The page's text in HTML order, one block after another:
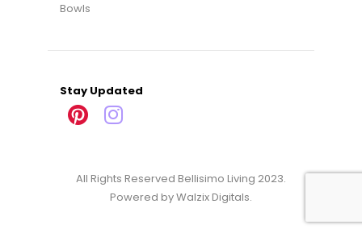
Bowls
Stay Updated
All Rights Reserved Bellisimo Living 2023.
Powered byWalzix Digitals.